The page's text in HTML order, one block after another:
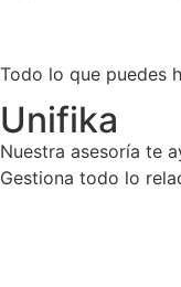
Todo lo que puedes
Unifika
Nuestra asesoría te
Gestiona todo lo